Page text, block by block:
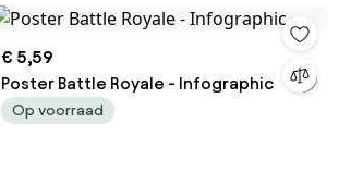
€ 5,59
Poster Battle Royale - Infographic
Op voorraad